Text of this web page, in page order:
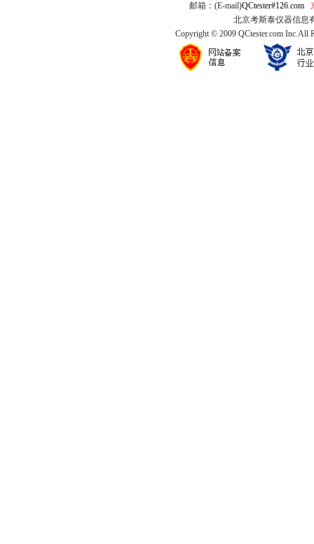
邮箱：(E-mail)QCtester#126.com
北京考斯泰仪器信息
Copyright © 2009 QCtester.com Inc.All